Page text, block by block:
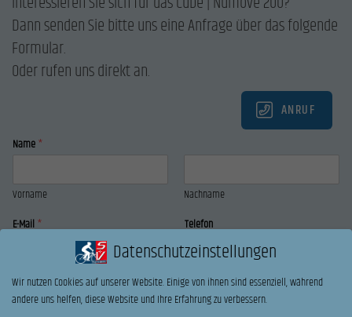
Dann senden Sie bitte uns eine Anfrage über das folgende
Formular.
Oder rufen uns direkt an.
ANRUF
Name*
Vorname
Nachname
E-Mail* Telefon
Ihre Nachricht an uns:
Datenschutzeinstellungen
Wir nutzen Cookies auf unserer Website. Einige von ihnen sind essenziell, während
andere uns helfen, diese Website und Ihre Erfahrung zu verbessern.